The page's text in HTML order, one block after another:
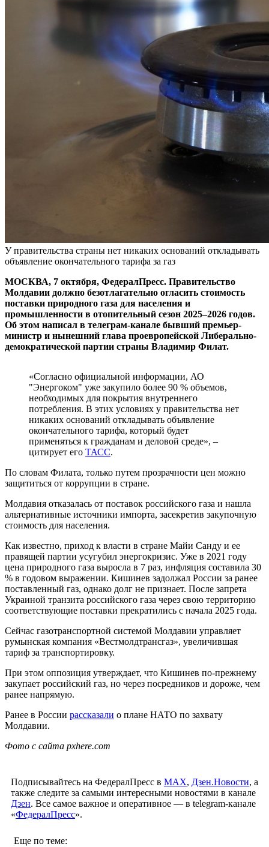
У правительства страны нет никаких оснований откладывать
объявление окончательного тарифа за газ
МОСКВА, 7 октября, ФедералПресс. Правительство
Молдавии должно безотлагательно огласить стоимость
поставки природного газа для населения и
промышленности в отопительный сезон 2025–2026 годов.
Об этом написал в телеграм-канале бывший премьер-
министр и нынешний глава проевропейской Либерально-
демократической партии страны Владимир Филат.
«Согласно официальной информации, АО
"Энергоком" уже закупило более 90 % объемов,
необходимых для покрытия внутреннего
потребления. В этих условиях у правительства нет
никаких оснований откладывать объявление
окончательного тарифа, который будет
применяться к гражданам и деловой среде», –
цитирует его ТАСС.
По словам Филата, только путем прозрачности цен можно
защититься от коррупции в стране.
Молдавия отказалась от поставок российского газа и нашла
альтернативные источники импорта, засекретив закупочную
стоимость для населения.
Как известно, приход к власти в стране Майи Санду и ее
правящей партии усугубил энергокризис. Уже в 2021 году
цена природного газа выросла в 7 раз, инфляция составила 30
% в годовом выражении. Кишинев задолжал России за ранее
поставленный газ, однако долг не признает. После запрета
Украиной транзита российского газа через свою территорию
соответствующие поставки прекратились с начала 2025 года.
Сейчас газотранспортной системой Молдавии управляет
румынская компания «Вестмолдтрансгаз», увеличившая
тариф за транспортировку.
При этом оппозиция утверждает, что Кишинев по-прежнему
закупает российский газ, но через посредников и дороже, чем
ранее напрямую.
Ранее в России рассказали о плане НАТО по захвату
Молдавии.
Фото с сайта pxhere.com
Подписывайтесь на ФедералПресс в МАХ, Дзен.Новости, а
также следите за самыми интересными новостями в канале
Дзен. Все самое важное и оперативное — в telegram-канале
«ФедералПресс».
Еще по теме: